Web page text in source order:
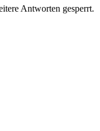
Antworten gesperrt.